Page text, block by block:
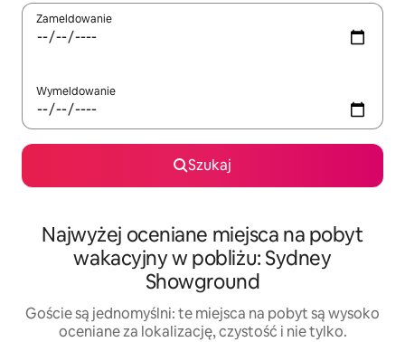
Zameldowanie
Wymeldowanie
Szukaj
Najwyżej oceniane miejsca na pobyt
wakacyjny w pobliżu: Sydney
Showground
Goście są jednomyślni: te miejsca na pobyt są wysoko
oceniane za lokalizację, czystość i nie tylko.